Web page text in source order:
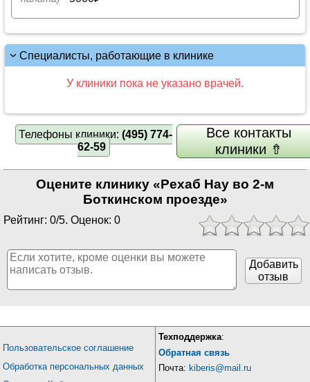
Специалисты, работающие в клинике
У клиники пока не указано врачей.
Телефоны клиники:(495) 774-
62-59
Все контакты
клиники ⇮
Оцените клинику «Рехаб Нау во 2-м
Боткинском проезде»
Рейтинг: 0/5. Оценок: 0
Добавить
отзыв
Пользовательское соглашение
Обработка персональных данных
Техподдержка:
Обратная связь
Почта: kiberis@mail.ru